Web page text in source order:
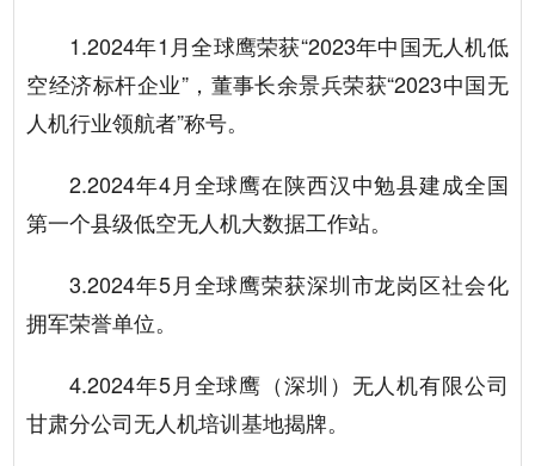
1.2024年1月全球鹰荣获“2023年中国无人机低
空经济标杆企业”，董事长余景兵荣获“2023中国无
人机行业领航者”称号。
2.2024年4月全球鹰在陕西汉中勉县建成全国
第一个县级低空无人机大数据工作站。
3.2024年5月全球鹰荣获深圳市龙岗区社会化
拥军荣誉单位。
4.2024年5月全球鹰（深圳）无人机有限公司
甘肃分公司无人机培训基地揭牌。